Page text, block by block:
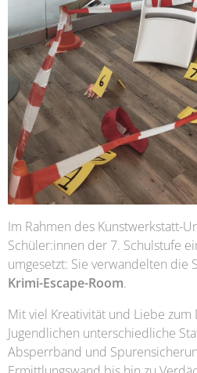
Im Rahmen des Kunstwerkstatt-
Schüler:innen der 7. Schulstufe
umgesetzt: Sie verwandelten die
Krimi-Escape-Room.
Mit viel Kreativität und Liebe
Jugendlichen unterschiedliche
Absperrband und